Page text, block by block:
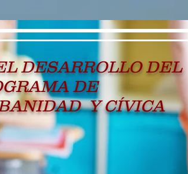
DESARROLLO DEL
DE
Y CÍVICA